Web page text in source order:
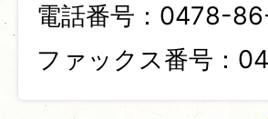
電話番号：0478-
ファックス番号：